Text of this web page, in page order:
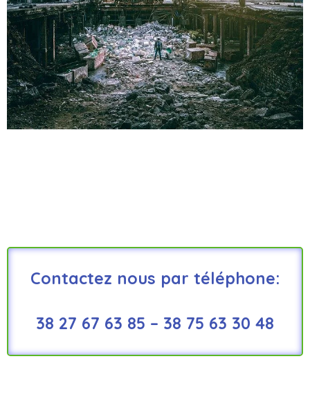
Contactez nous par téléphone:
38 27 67 63 85 – 38 75 63 30 48